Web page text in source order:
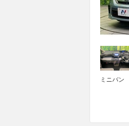
ミニバン